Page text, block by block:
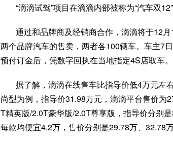
“滴滴试驾”项目在滴滴内部被称为“汽车双12”
通过和品牌商及经销商合作，滴滴将于12
两个品牌汽车的售卖，两者各100辆车。车主7
预付订金后，凭数字回执在当地指定4S店取车。
据了解，滴滴在线售车比指导价低4万元左
尚型为例，指导价31.98万元，滴滴平台售价为
T精英版/2.0T豪华版/2.0T尊享版，指导价分别
每款均便宜4.2万，售价分别是29.78万、32.78万